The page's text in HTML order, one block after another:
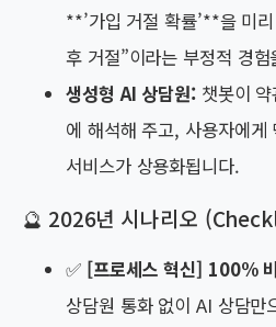
**’가입 거절 확률’**을 미
후 거절”이라는 부정적 경
생성형 AI 상담원:챗봇이 약
에 해석해 주고, 사용자에
서비스가 상용화됩니다.
🔮 2026년 시나리오
✅ [프로세스 혁신] 100%
상담원 통화 없이 AI 상담만